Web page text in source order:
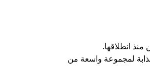
جذابة لمجموعة واسعة من